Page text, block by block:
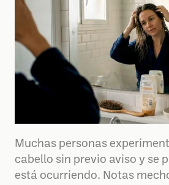
Muchas personas
cabello sin previo aviso y se
está ocurriendo. Notas